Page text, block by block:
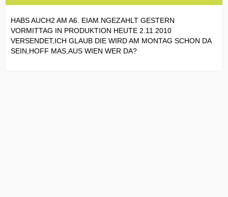
HABS AUCH2 AM A6. EIAM.NGEZAHLT GESTERN
VORMITTAG IN PRODUKTION HEUTE 2.11.2010
VERSENDET,ICH GLAUB DIE WIRD AM MONTAG SCHON DA
SEIN,HOFF MAS,AUS WIEN WER DA?